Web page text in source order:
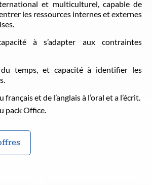
et multiculturel, capable de
les ressources internes et externes
à s’adapter aux contraintes
temps, et capacité à identifier les
et de l’anglais à l’oral et a l’écrit.
pack Office.